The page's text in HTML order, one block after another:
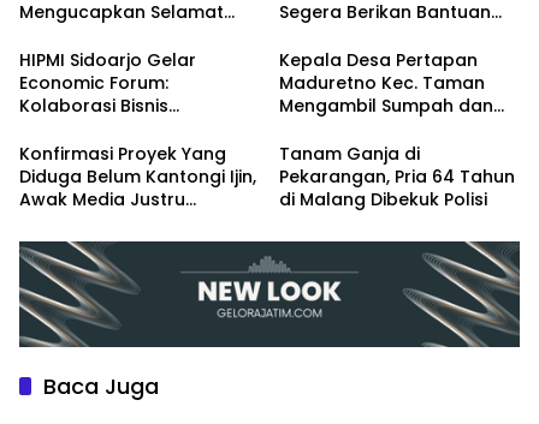
Mengucapkan Selamat
Baru 2025
Segera Berikan Bantuan
HIPMI Sidoarjo Gelar
Economic Forum:
Kolaborasi Bisnis
Baru
Kepala Desa Pertapan
Maduretno Kec. Taman
Mengambil Sumpah dan
Konfirmasi Proyek Yang
Diduga Belum Kantongi Ijin,
Awak Media Justru
Pembangunan
Tanam Ganja di
Pekarangan, Pria 64 Tahun
di Malang Dibekuk Polisi
Baca Juga